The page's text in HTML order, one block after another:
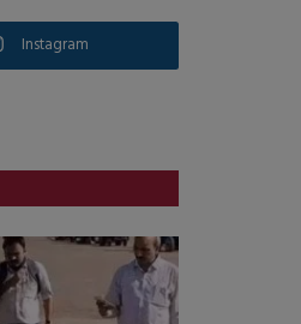
Instagram